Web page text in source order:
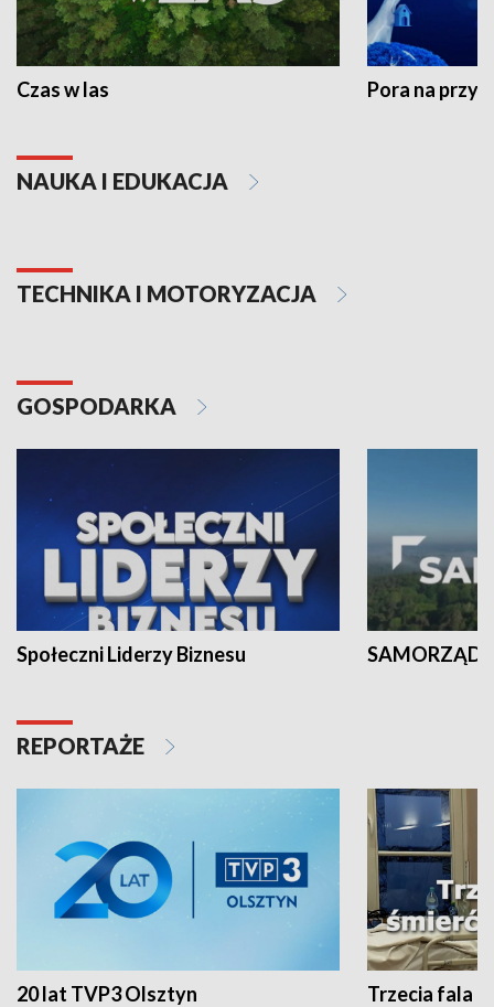
Czas w las Pora na
NAUKA I EDUKACJA
TECHNIKA I MOTORYZACJA
GOSPODARKA
Społeczni Liderzy Biznesu SAMORZĄD
REPORTAŻE
20 lat TVP3 Olsztyn Trzecia fala -